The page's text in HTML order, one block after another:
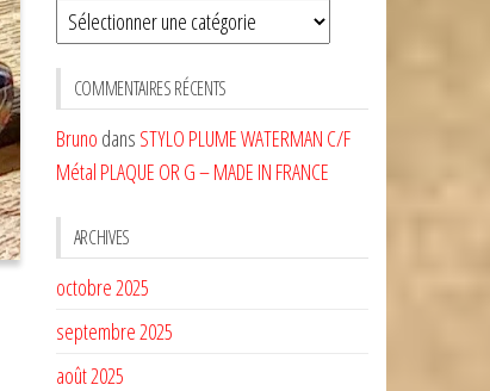
Sélectionnez
une
CATÉGORIE
COMMENTAIRES RÉCENTS
Bruno dans STYLO PLUME WATERMAN C/F
Métal PLAQUE OR G – MADE IN FRANCE
ARCHIVES
octobre 2025
septembre 2025
août 2025